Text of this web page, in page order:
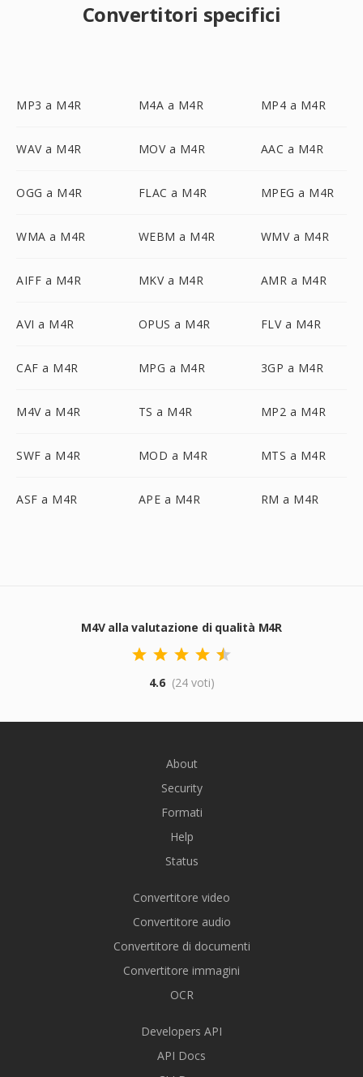
Convertitori specifici
MP3 a M4R M4A a M4R MP4 a M4R
WAV a M4R MOV a M4R AAC a M4R
OGG a M4R FLAC a M4R MPEG a M4R
WMA a M4R WEBM a M4R WMV a M4R
AIFF a M4R MKV a M4R AMR a M4R
AVI a M4R OPUS a M4R FLV a M4R
CAF a M4R MPG a M4R 3GP a M4R
M4V a M4R TS a M4R MP2 a M4R
SWF a M4R MOD a M4R MTS a M4R
ASF a M4R APE a M4R RM a M4R
M4V alla valutazione di qualità M4R
4.6 (24 voti)
About
Security
Formati
Help
Status
Convertitore video
Convertitore audio
Convertitore di documenti
Convertitore immagini
OCR
Developers API
API Docs